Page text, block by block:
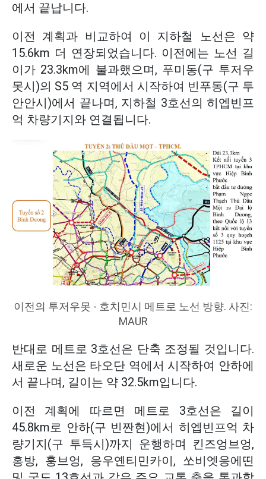
에서 끝납니다.
이전 계획과 비교하여 이 지하철 노선은 약
15.6km 더 연장되었습니다. 이전에는 노선 길
이가 23.3km에 불과했으며, 푸미동(구 투저우
못시)의 S5 역 지역에서 시작하여 빈푸동(구 투
안안시)에서 끝나며, 지하철 3호선의 히엡빈프
억 차량기지와 연결됩니다.
이전의 투저우못 - 호치민시 메트로 노선 방향. 사진:
MAUR
반대로 메트로 3호선은 단축 조정될 것입니다.
새로운 노선은 타오단 역에서 시작하여 안하에
서 끝나며, 길이는 약 32.5km입니다.
이전 계획에 따르면 메트로 3호선은 길이
45.8km로 안하(구 빈짠현)에서 히엡빈프억 차
량기지(구 투득시)까지 운행하며 킨즈엉브엉,
홍방, 훙브엉, 응우옌티민카이, 쏘비엣응에띤